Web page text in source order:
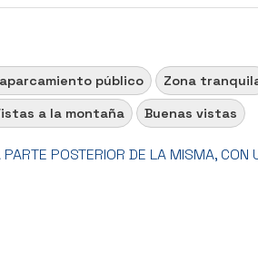
público
Zona
a la montaña Buenas vistas
POSTERIOR DE LA MISMA, CON